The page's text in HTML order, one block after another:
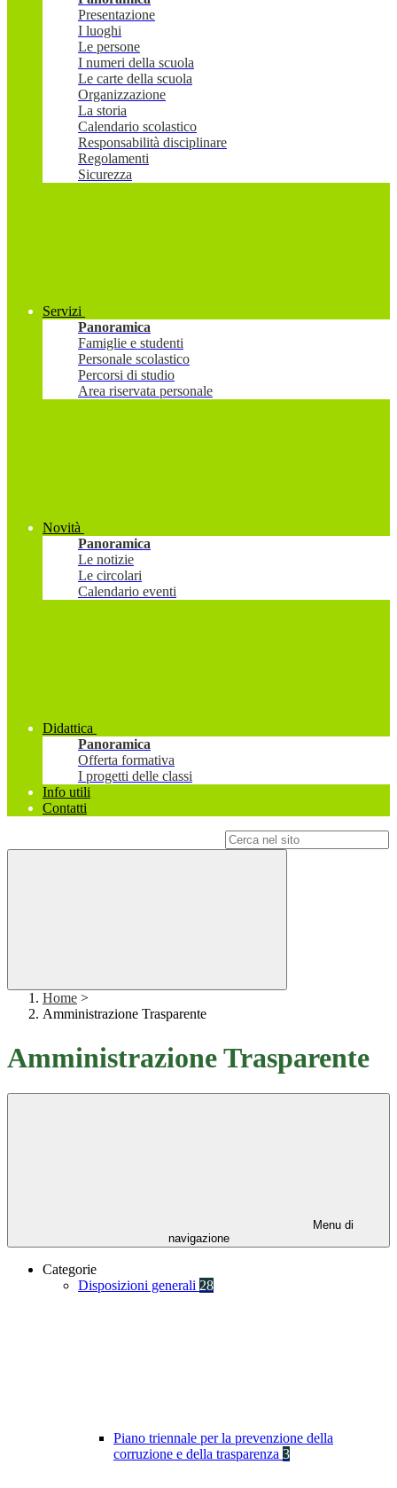
Presentazione
I luoghi
Le persone
I numeri della scuola
Le carte della scuola
Organizzazione
La storia
Calendario scolastico
Responsabilità disciplinare
Regolamenti
Sicurezza
Servizi
Panoramica
Famiglie e studenti
Personale scolastico
Percorsi di studio
Area riservata personale
Novità
Panoramica
Le notizie
Le circolari
Calendario eventi
Didattica
Panoramica
Offerta formativa
I progetti delle classi
Info utili
Contatti
Home >
Amministrazione Trasparente
Amministrazione Trasparente
Menu di
navigazione
Categorie
Disposizioni generali 28
Piano triennale per la prevenzione della
corruzione e della trasparenza 3